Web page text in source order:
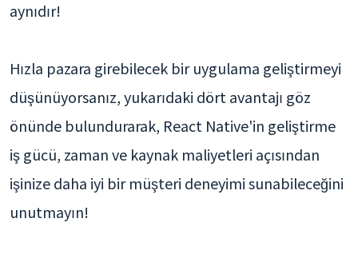
aynıdır!
Hızla pazara girebilecek bir uygulama geliştirmeyi
düşünüyorsanız, yukarıdaki dört avantajı göz
önünde bulundurarak, React Native'in geliştirme
iş gücü, zaman ve kaynak maliyetleri açısından
işinize daha iyi bir müşteri deneyimi sunabileceğini
unutmayın!